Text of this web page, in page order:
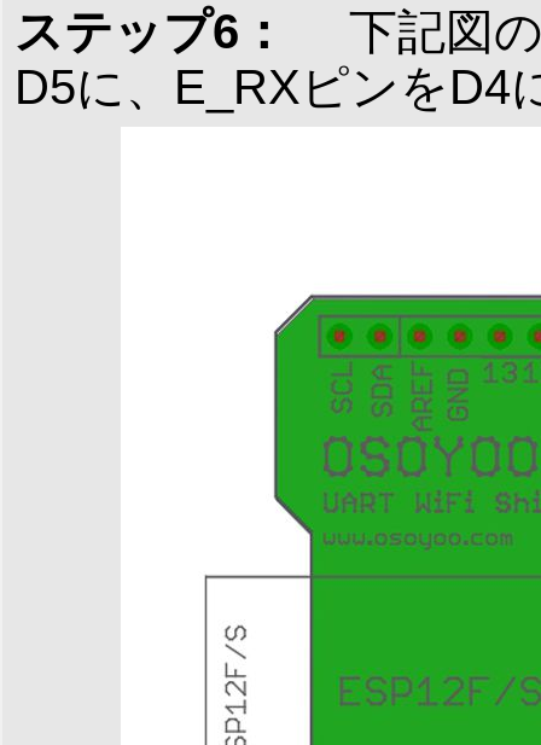
ステップ6：
下記図
D5に、E_RXピンをD4